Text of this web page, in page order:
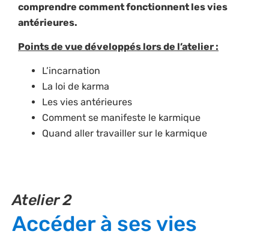
comprendre comment fonctionnent les vies
antérieures.
Points de vue développés lors de l’atelier :
L’incarnation
La loi de karma
Les vies antérieures
Comment se manifeste le karmique
Quand aller travailler sur le karmique
Atelier 2
Accéder à ses vies